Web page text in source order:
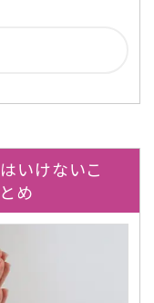
いけないこ
め